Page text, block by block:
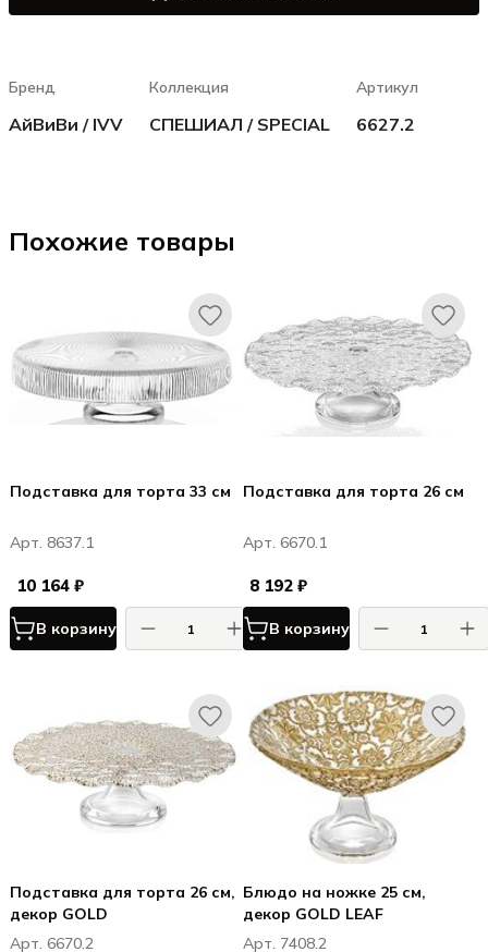
Бренд
АйВиВи / IVV
Коллекция
СПЕШИАЛ / SPECIAL
Артикул
6627.2
Похожие товары
Подставка для торта 33 см
Арт. 8637.1
10 164 ₽
В корзину
Подставка для торта 26 см
Арт. 6670.1
8 192 ₽
В корзину
Подставка для торта 26 см,
декор GOLD
Арт. 6670.2
Блюдо на ножке 25 см,
декор GOLD LEAF
Арт. 7408.2